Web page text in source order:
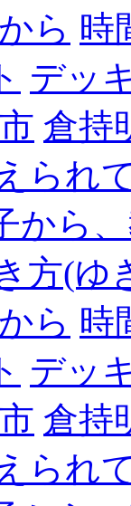
ら 時
デッ
倉持
られ
から
方(ゆ
ら 時
デッ
倉持
られ